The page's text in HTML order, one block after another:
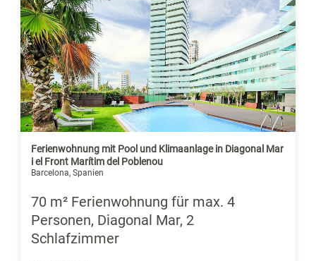
Ferienwohnung mit Pool und Klimaanlage in Diagonal Mar
i el Front Marítim del Poblenou
Barcelona, Spanien
70 m² Ferienwohnung für max. 4
Personen, Diagonal Mar, 2
Schlafzimmer